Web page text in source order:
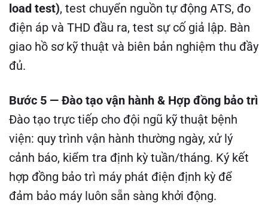
load test), test chuyển nguồn tự động ATS, đo
điện áp và THD đầu ra, test sự cố giả lập. Bàn
giao hồ sơ kỹ thuật và biên bản nghiệm thu đầy
đủ.
Bước 5 — Đào tạo vận hành & Hợp đồng bảo trì
Đào tạo trực tiếp cho đội ngũ kỹ thuật bệnh
viện: quy trình vận hành thường ngày, xử lý
cảnh báo, kiểm tra định kỳ tuần/tháng. Ký kết
hợp đồng bảo trì máy phát điện định kỳ để
đảm bảo máy luôn sẵn sàng khởi động.